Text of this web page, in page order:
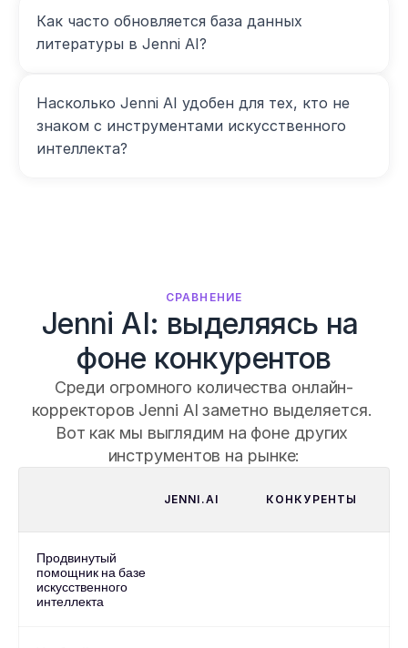
Как часто обновляется база данных
литературы в Jenni AI?
Насколько Jenni AI удобен для тех, кто не
знаком с инструментами искусственного
интеллекта?
СРАВНЕНИЕ
Jenni AI: выделяясь на
фоне конкурентов
Среди огромного количества онлайн-
корректоров Jenni AI заметно выделяется.
Вот как мы выглядим на фоне других
инструментов на рынке:
JENNI.AI КОНКУРЕНТЫ
Продвинутый
помощник на базе
искусственного
интеллекта